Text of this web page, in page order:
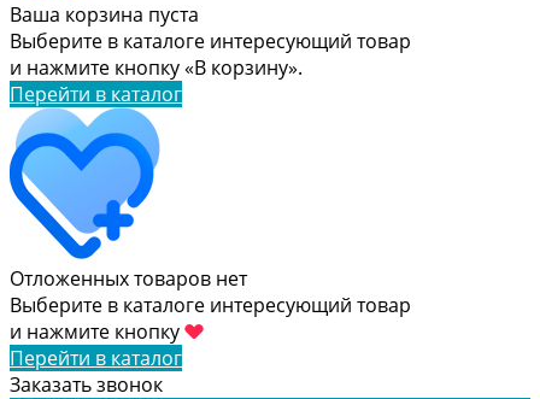
Ваша корзина пуста
Выберите в каталоге интересующий товар
и нажмите кнопку «В корзину».
Перейти в каталог
Отложенных товаров нет
Выберите в каталоге интересующий товар
и нажмите кнопку
Перейти в каталог
Заказать звонок